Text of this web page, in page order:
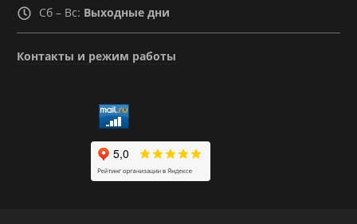
Сб – Вс: Выходные дни
Контакты и режим работы